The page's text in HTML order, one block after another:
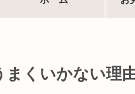
まくいかない理